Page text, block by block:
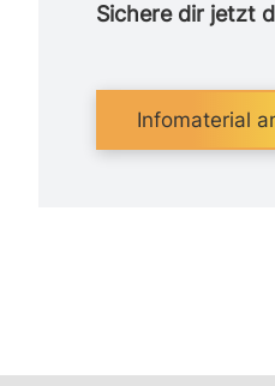
Sichere dir jetzt
Infomaterial